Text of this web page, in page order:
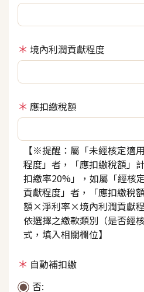
境內利潤貢獻程度
應扣繳稅額
【※提醒：屬「未經核定適
程度」者，「應扣繳稅額」
扣繳率20%」，如屬「經核
貢獻程度」者，「應扣繳稅
額×淨利率×境內利潤貢獻
依選擇之繳款類別（是否經
式，填入相關欄位】
自動補扣繳
否: